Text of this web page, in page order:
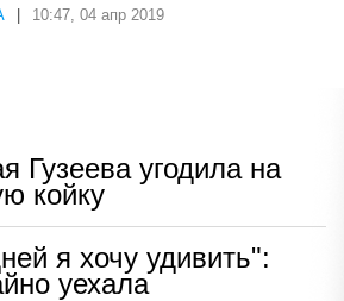
10:47, 04 апр 2019
Гузеева угодила на
койку
я хочу удивить":
уехала